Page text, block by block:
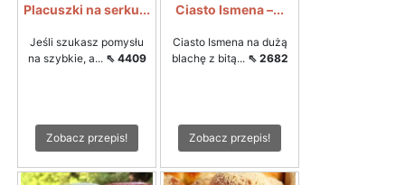
Placuszki na serku...
Jeśli szukasz pomysłu
na szybkie, a... ⇖ 4409
Zobacz przepis!
Ciasto Ismena –...
Ciasto Ismena na dużą
blachę z bitą... ⇖ 2682
Zobacz przepis!